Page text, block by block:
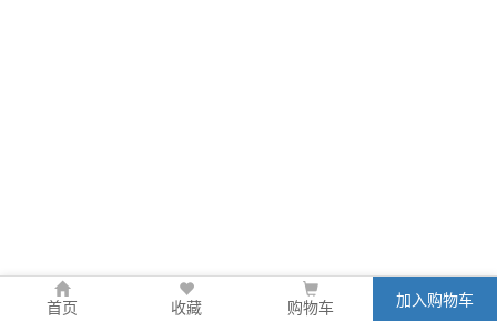
首页 收藏 购物车 加入购物车